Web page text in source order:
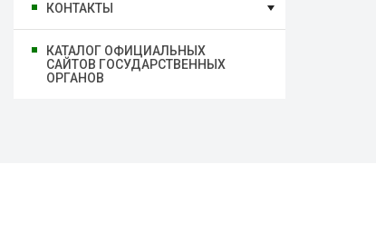
КОНТАКТЫ
КАТАЛОГ ОФИЦИАЛЬНЫХ
САЙТОВ ГОСУДАРСТВЕННЫХ
ОРГАНОВ